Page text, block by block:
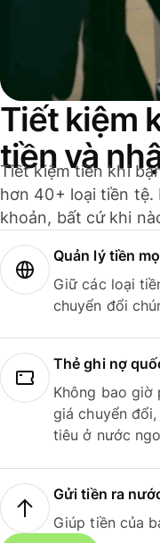
Tiết kiệm
tiền và
Tiết kiệm tiền khi
hơn 40+ loại tiền
khoản, bất cứ khi
Quản lý tiền
Giữ các loại
chuyển đổi
Thẻ ghi nợ
Không bao giờ
giá chuyển
tiêu ở nước
Gửi tiền ra
Giúp tiền của